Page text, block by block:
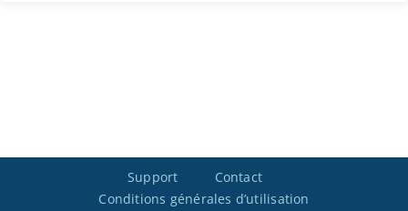
Support
Contact
Conditions générales d’utilisation